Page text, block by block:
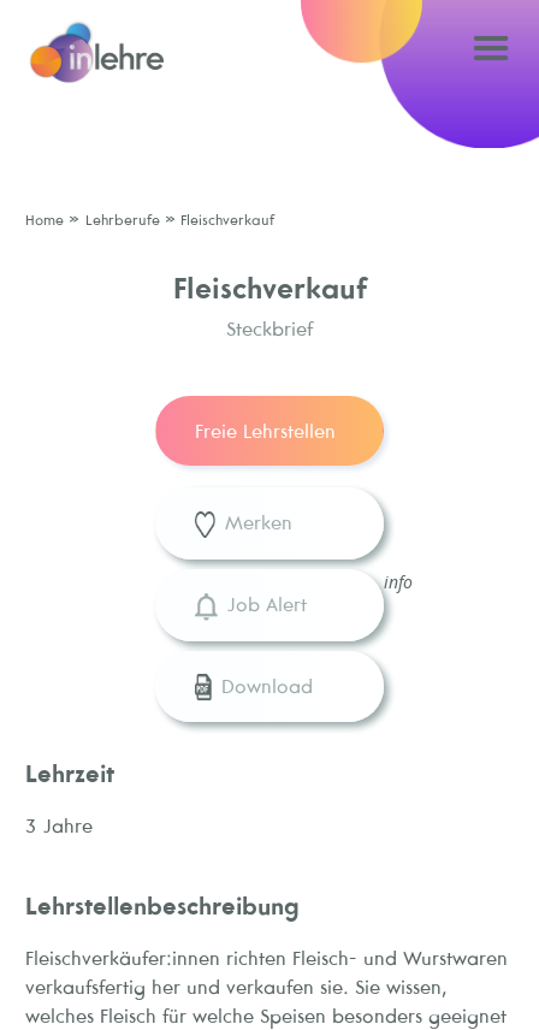
Home » Lehrberufe » Fleischverkauf
Fleischverkauf
Steckbrief
Freie Lehrstellen
Merken
Job Alert
info
Download
Lehrzeit
3 Jahre
Lehrstellenbeschreibung
Fleischverkäufer:innen richten Fleisch- und Wurstwaren
verkaufsfertig her und verkaufen sie. Sie wissen,
welches Fleisch für welche Speisen besonders geeignet